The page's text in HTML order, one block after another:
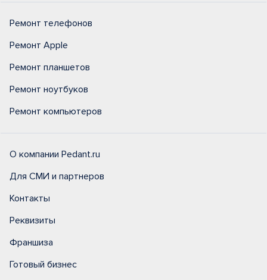
Ремонт телефонов
Ремонт Apple
Ремонт планшетов
Ремонт ноутбуков
Ремонт компьютеров
О компании Pedant.ru
Для СМИ и партнеров
Контакты
Реквизиты
Франшиза
Готовый бизнес